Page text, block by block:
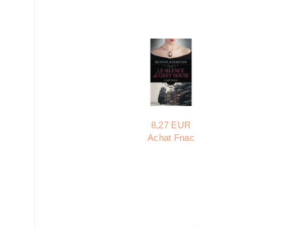
8,27 EUR
Achat Fnac